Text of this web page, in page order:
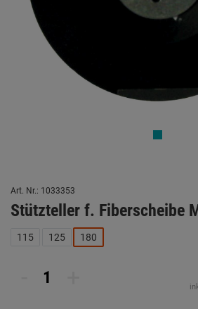
Art. Nr.: 1033353
Stützteller f. Fiberscheibe
115 125 180